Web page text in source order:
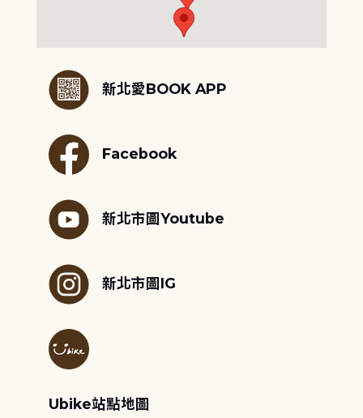
新北愛BOOK APP
Facebook
新北市圖Youtube
新北市圖IG
Ubike站點地圖